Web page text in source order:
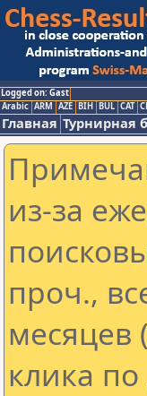
Logged on: Gast
Arabic ARM AZE BIH BUL CAT
Главная Турнирная
из-за
проч.,
месяцев
клика